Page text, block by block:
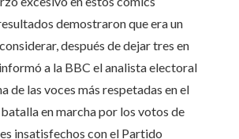
demostraron que era un
después de dejar tres en
a la BBC el analista electoral
de las voces más respetadas en el
en marcha por los votos de
insatisfechos con el Partido